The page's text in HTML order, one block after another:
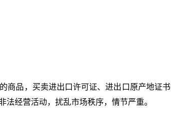
商品，买卖进出口许可证、进出口原产地证书
经营活动，扰乱市场秩序，情节严重。